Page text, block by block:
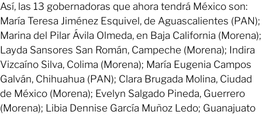
Así, las 13 gobernadoras que ahora tendrá México son:
María Teresa Jiménez Esquivel, de Aguascalientes (PAN);
Marina del Pilar Ávila Olmeda, en Baja California (Morena);
Layda Sansores San Román, Campeche (Morena); Indira
Vizcaíno Silva, Colima (Morena); María Eugenia Campos
Galván, Chihuahua (PAN); Clara Brugada Molina, Ciudad
de México (Morena); Evelyn Salgado Pineda, Guerrero
(Morena); Libia Dennise García Muñoz Ledo; Guanajuato